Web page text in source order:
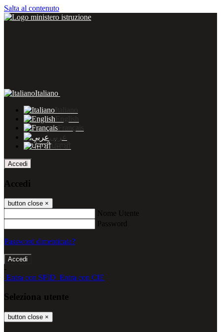
Salta al contenuto
Italiano
Italiano
English
Français
عربى
ਪੰਜਾਬੀ
Accedi
Accedi
button close ×
Nome Utente
Password
Password dimenticata?
-
Entra con SPID Entra con CIE
Seleziona utente
button close ×